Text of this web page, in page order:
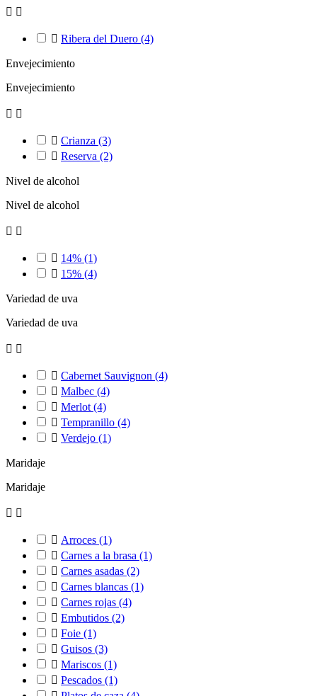
 
 Ribera del Duero (4)
Envejecimiento
Envejecimiento
 
 Crianza (3)
 Reserva (2)
Nivel de alcohol
Nivel de alcohol
 
 14% (1)
 15% (4)
Variedad de uva
Variedad de uva
 
 Cabernet Sauvignon (4)
 Malbec (4)
 Merlot (4)
 Tempranillo (4)
 Verdejo (1)
Maridaje
Maridaje
 
 Arroces (1)
 Carnes a la brasa (1)
 Carnes asadas (2)
 Carnes blancas (1)
 Carnes rojas (4)
 Embutidos (2)
 Foie (1)
 Guisos (3)
 Mariscos (1)
 Pescados (1)